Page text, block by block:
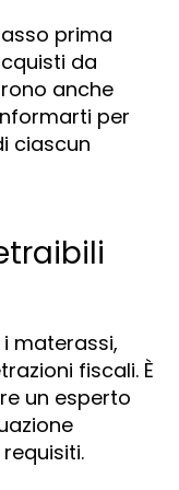
prima
da
anche
per
ciascun
materassi,
fiscali. È
un esperto